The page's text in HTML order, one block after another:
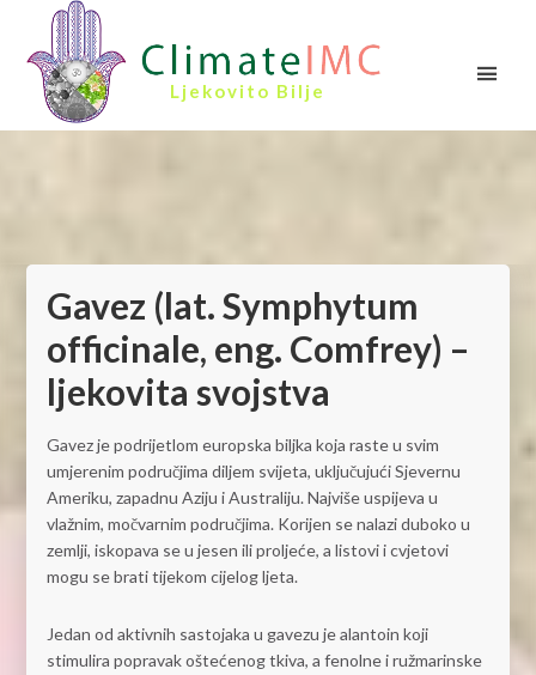
Ljekovito Bilje
Gavez (lat. Symphytum
officinale, eng. Comfrey) –
ljekovita svojstva
Gavez je podrijetlom europska biljka koja raste u svim
umjerenim područjima diljem svijeta, uključujući Sjevernu
Ameriku, zapadnu Aziju i Australiju. Najviše uspijeva u
vlažnim, močvarnim područjima. Korijen se nalazi duboko u
zemlji, iskopava se u jesen ili proljeće, a listovi i cvjetovi
mogu se brati tijekom cijelog ljeta.
Jedan od aktivnih sastojaka u gavezu je alantoin koji
stimulira popravak oštećenog tkiva, a fenolne i ružmarinske